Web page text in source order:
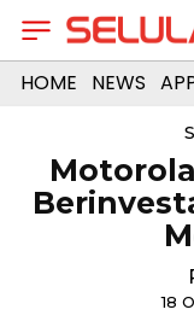
HOME NEWS
18